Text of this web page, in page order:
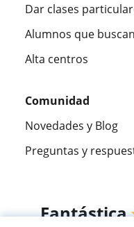
Dar clases
Alumnos que
Alta centros
Comunidad
Novedades y Blog
Preguntas y
Fantástica